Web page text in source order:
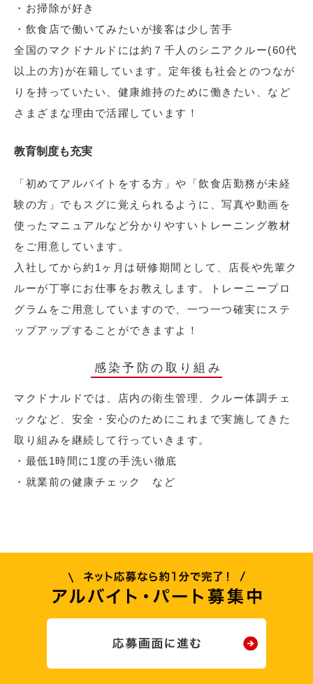
・お掃除が好き
・飲食店で働いてみたいが接客は少し苦手
全国のマクドナルドには約７千人のシニアクルー(60代
以上の方)が在籍しています。定年後も社会とのつなが
りを持っていたい、健康維持のために働きたい、など
さまざまな理由で活躍しています！
教育制度も充実
「初めてアルバイトをする方」や「飲食店勤務が未経
験の方」でもスグに覚えられるように、写真や動画を
使ったマニュアルなど分かりやすいトレーニング教材
をご用意しています。
入社してから約1ヶ月は研修期間として、店長や先輩ク
ルーが丁寧にお仕事をお教えします。トレーニープロ
グラムをご用意していますので、一つ一つ確実にステ
ップアップすることができますよ！
感染予防の取り組み
マクドナルドでは、店内の衛生管理、クルー体調チェ
ックなど、安全・安心のためにこれまで実施してきた
取り組みを継続して行っていきます。
・最低1時間に1度の手洗い徹底
・就業前の健康チェック など